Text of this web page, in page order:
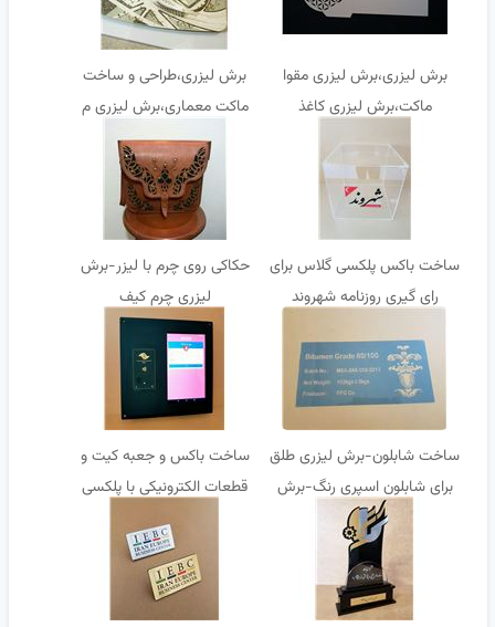
برش لیزری،برش لیزری مقوا
ماکت،برش لیزری کاغذ
برش لیزری،طراحی و ساخت
ماکت معماری،برش لیزری م
ساخت باکس پلکسی گلاس برای
رای گیری روزنامه شهروند
حکاکی روی چرم با لیزر-برش
لیزری چرم کیف
ساخت شابلون-برش لیزری طلق
برای شابلون اسپری رنگ-برش
لیزری شابلون معماری و نظام
مهندسی
ساخت باکس و جعبه کیت و
قطعات الکترونیکی با پلکسی
گلاس